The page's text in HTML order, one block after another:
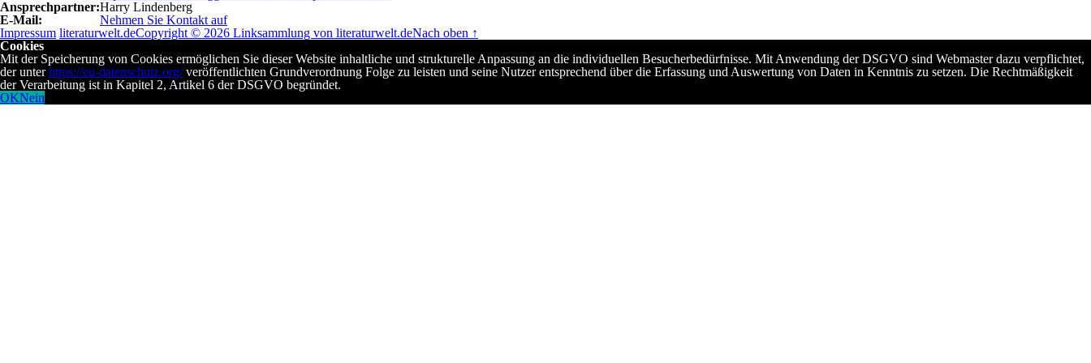
Ansprechpartner:Harry Lindenberg
E-Mail:
Nehmen Sie Kontakt auf
Impressum literaturwelt.deCopyright © 2026 Linksammlung von literaturwelt.deNach oben ↑
Cookies
Mit der Speicherung von Cookies ermöglichen Sie dieser Website inhaltliche und strukturelle Anpassung an die individuellen Besucherbedürfnisse. Mit Anwendung der DSGVO sind Webmaster dazu verpflichtet,
der unterhttps://eu-datenschutz.org/veröffentlichten Grundverordnung Folge zu leisten und seine Nutzer entsprechend über die Erfassung und Auswertung von Daten in Kenntnis zu setzen. Die Rechtmäßigkeit
der Verarbeitung ist in Kapitel 2, Artikel 6 der DSGVO begründet.
OKNein